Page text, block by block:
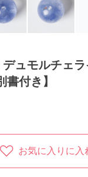
デュモルチェ
付き】
お気に入りに入